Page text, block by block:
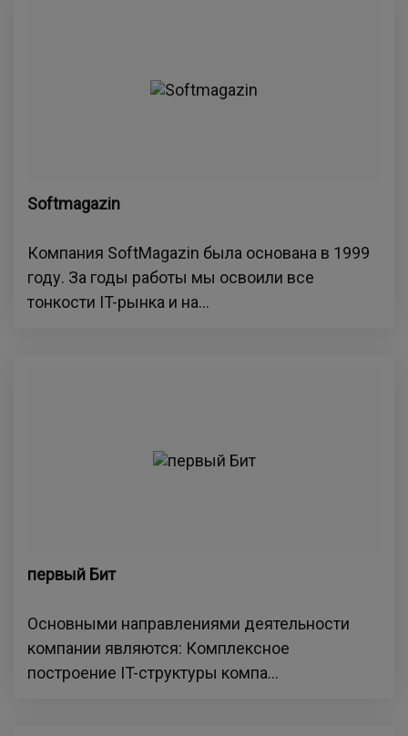
Softmagazin
Компания SoftMagazin была основана в 1999
году. За годы работы мы освоили все
тонкости IT-рынка и на...
первый Бит
Основными направлениями деятельности
компании являются: Комплексное
построение IT-структуры компа...